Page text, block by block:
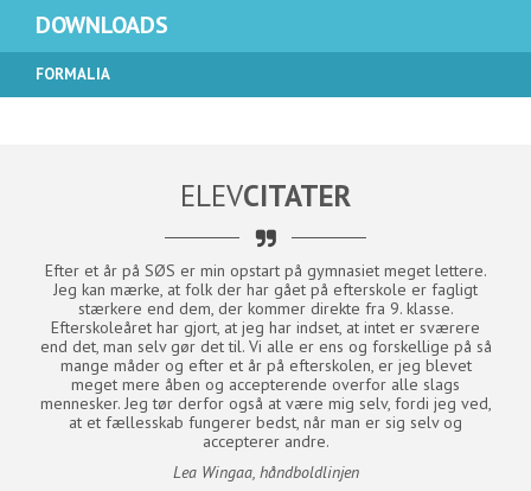
DOWNLOADS
FORMALIA
Anti-mobbe strategi
Fagevaluering 2025
Selvevaluering 2025
Elevevaluering af tryghed/trivsel 2025
Undervisningsmiljøvurdering jan. 2026
ELEVCITATER
Efter et år på SØS er min opstart på gymnasiet meget lettere.
Jeg kan mærke, at folk der har gået på efterskole er fagligt
stærkere end dem, der kommer direkte fra 9. klasse.
Efterskoleåret har gjort, at jeg har indset, at intet er sværere
end det, man selv gør det til. Vi alle er ens og forskellige på så
mange måder og efter et år på efterskolen, er jeg blevet
meget mere åben og accepterende overfor alle slags
mennesker. Jeg tør derfor også at være mig selv, fordi jeg ved,
at et fællesskab fungerer bedst, når man er sig selv og
accepterer andre.
Lea Wingaa, håndboldlinjen